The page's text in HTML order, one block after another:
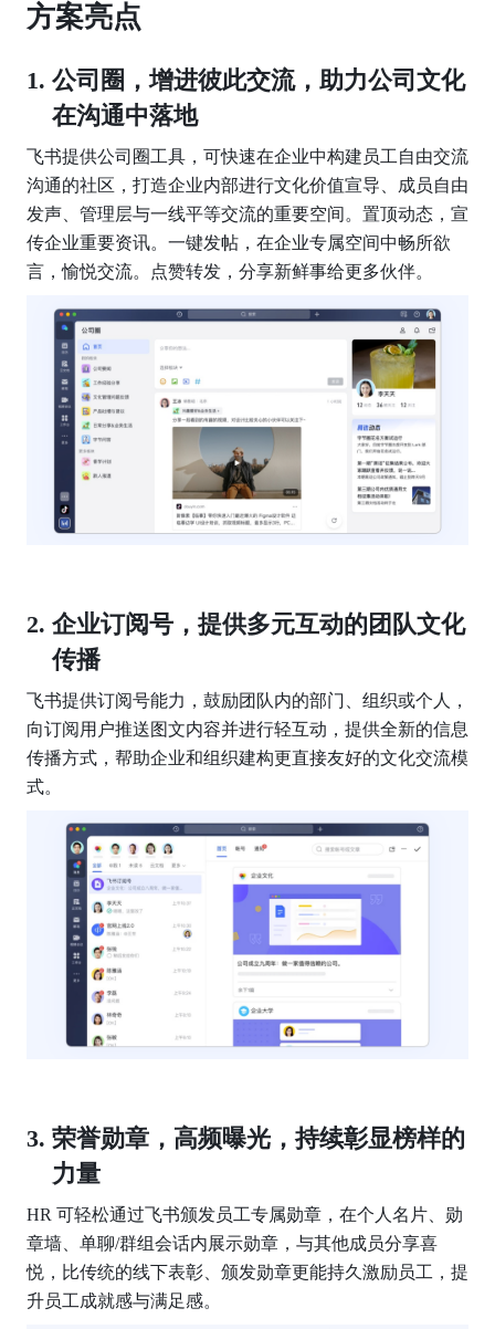
方案亮点
公司圈，增进彼此交流，助力公司文化
在沟通中落地
飞书提供公司圈工具，可快速在企业中构建员工自由交流
沟通的社区，打造企业内部进行文化价值宣导、成员自由
发声、管理层与一线平等交流的重要空间。置顶动态，宣
传企业重要资讯。一键发帖，在企业专属空间中畅所欲
言，愉悦交流。点赞转发，分享新鲜事给更多伙伴。
企业订阅号，提供多元互动的团队文化
传播
飞书提供订阅号能力，鼓励团队内的部门、组织或个人，
向订阅用户推送图文内容并进行轻互动，提供全新的信息
传播方式，帮助企业和组织建构更直接友好的文化交流模
式。
荣誉勋章，高频曝光，持续彰显榜样的
力量
HR 可轻松通过飞书颁发员工专属勋章，在个人名片、勋
章墙、单聊/群组会话内展示勋章，与其他成员分享喜
悦，比传统的线下表彰、颁发勋章更能持久激励员工，提
升员工成就感与满足感。